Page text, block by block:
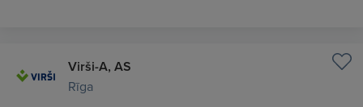
Virši-A, AS
Rīga